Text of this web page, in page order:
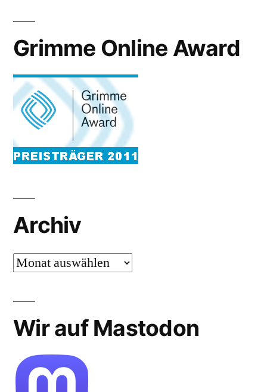
Grimme Online Award
Archiv
Archiv
Wir auf Mastodon